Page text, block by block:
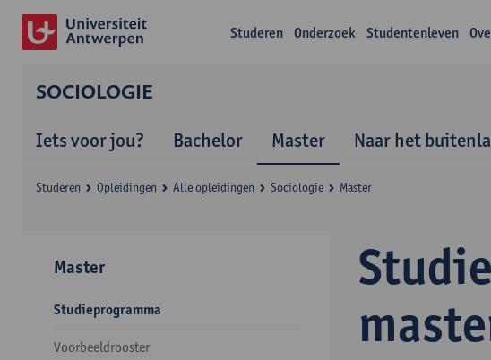
Studeren Onderzoek Studentenleven
SOCIOLOGIE
Iets voor jou? Bachelor Master Naar het
Studeren Opleidingen Alle opleidingen Sociologie Master
Master
Studieprogramma
Voorbeeldrooster